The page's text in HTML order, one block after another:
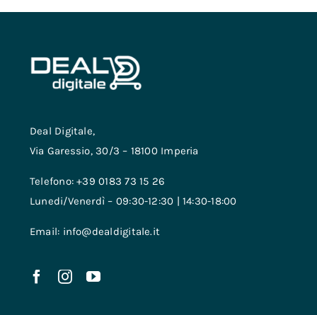
Deal Digitale,
Via Garessio, 30/3 – 18100 Imperia
Telefono: +39 0183 73 15 26
Lunedi/Venerdì – 09:30-12:30 | 14:30-18:00
Email: info@dealdigitale.it